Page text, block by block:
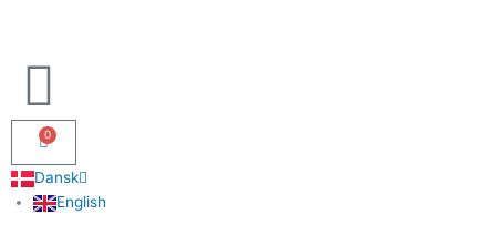
0
Kurv
Dansk
English